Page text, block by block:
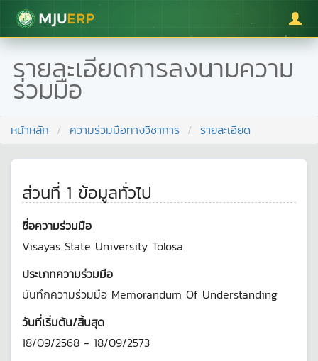
มหาวิทยาลัยแม่โจ้
รายละเอียดการลงนามความ
ร่วมมือ
หน้าหลัก ความร่วมมือทางวิชาการ รายละเอียด
ส่วนที่ 1 ข้อมูลทั่วไป
ชื่อความร่วมมือ
Visayas State University Tolosa
ประเภทความร่วมมือ
บันทึกความร่วมมือ Memorandum Of Understanding
วันที่เริ่มต้น/สิ้นสุด
18/09/2568 - 18/09/2573